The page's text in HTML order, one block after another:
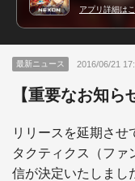
アプリ詳細は
最新ニュース 2016/06/21
【重要なお知ら
リリースを延期させ
タクティクス（ファ
信が決定いたしまし